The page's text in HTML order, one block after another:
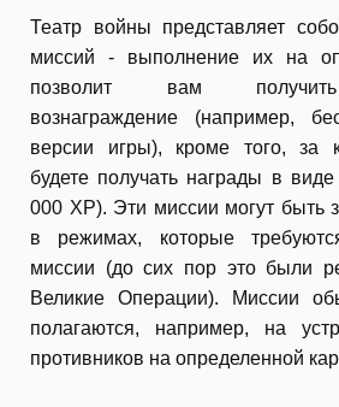
Театр войны представляет
миссий - выполнение их на
позволит вам получить
вознаграждение (например,
версии игры), кроме того, за
будете получать награды в
000 XP). Эти миссии могут быть
в режимах, которые
миссии (до сих пор это были
Великие Операции). Миссии
полагаются, например, на
противников на определенной